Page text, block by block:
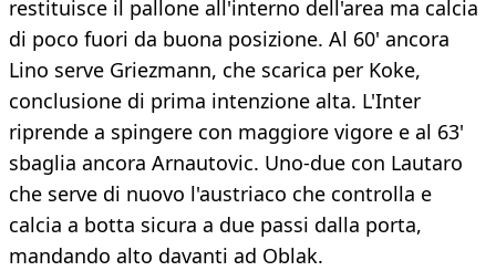
restituisce il pallone all'interno dell'area ma calcia
di poco fuori da buona posizione. Al 60' ancora
Lino serve Griezmann, che scarica per Koke,
conclusione di prima intenzione alta. L'Inter
riprende a spingere con maggiore vigore e al 63'
sbaglia ancora Arnautovic. Uno-due con Lautaro
che serve di nuovo l'austriaco che controlla e
calcia a botta sicura a due passi dalla porta,
mandando alto davanti ad Oblak.